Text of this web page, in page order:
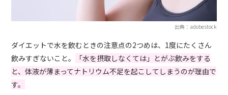
出典：adobestock
ダイエットで水を飲むときの注意点の2つめは、1度にたくさん
飲みすぎないこと。
「水を摂取しなくては」とがぶ飲みをする
と、体液が薄まってナトリウム不足を起こしてしまうのが理由で
す。